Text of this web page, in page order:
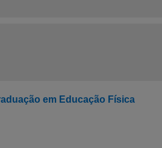
em Educação Física